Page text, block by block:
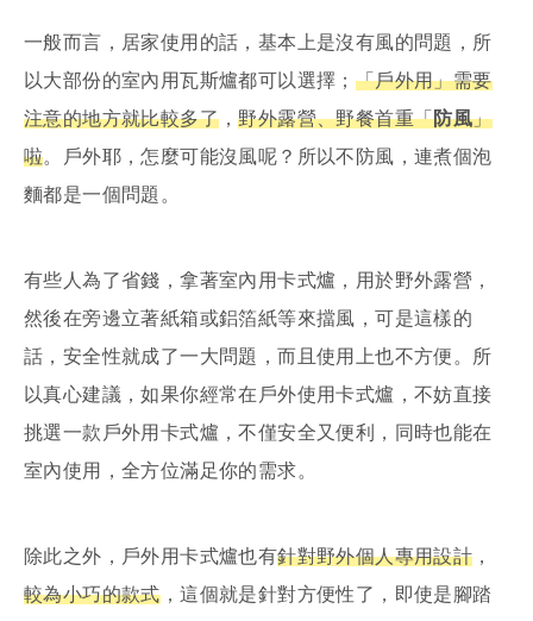
一般而言，居家使用的話，基本上是沒有風的問題，所
以大部份的室內用瓦斯爐都可以選擇； 「戶外用」需要
注意的地方就比較多了 ，野外露營、野餐首重「防風」
啦。戶外耶，怎麼可能沒風呢？所以不防風，連煮個泡
麵都是一個問題。
有些人為了省錢，拿著室內用卡式爐，用於野外露營，
然後在旁邊立著紙箱或鋁箔紙等來擋風，可是這樣的
話，安全性就成了一大問題，而且使用上也不方便。所
以真心建議，如果你經常在戶外使用卡式爐，不妨直接
挑選一款戶外用卡式爐，不僅安全又便利，同時也能在
室內使用，全方位滿足你的需求。
除此之外，戶外用卡式爐也有針對野外個人專用設計 ，
較為小巧的款式，這個就是針對方便性了，即使是腳踏